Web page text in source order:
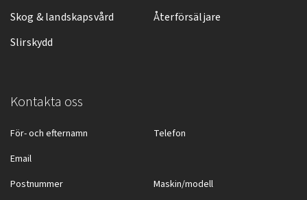
Skog & landskapsvård
Slirskydd
Återförsäljare
Kontakta oss